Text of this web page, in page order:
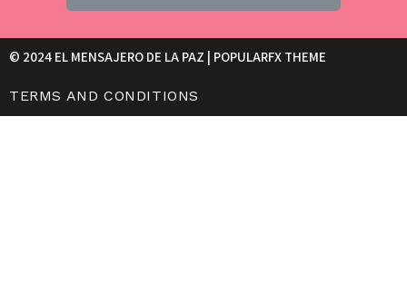
© 2024 EL MENSAJERO DE LA PAZ | POPULARFX THEME
TERMS AND CONDITIONS